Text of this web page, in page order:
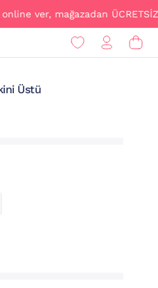
mağazadan ÜCRETSİZ teslim
Üstü